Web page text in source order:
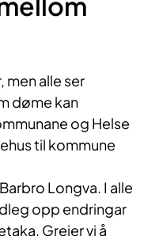
men alle ser
døme kan
og Helse
til kommune
Longva. I alle
opp endringar
Greier vi å